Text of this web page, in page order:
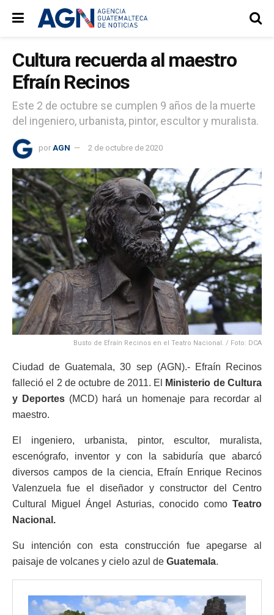
Cultura recuerda al maestro
Efraín Recinos
Este 2 de octubre se cumplen 9 años de la muerte
del ingeniero, urbanista, pintor, escultor y muralista.
por AGN 2 de octubre de 2020
Busto de Efraín Recinos en el Teatro Nacional. / Foto: DCA
Ciudad de Guatemala, 30 sep (AGN).- Efraín Recinos
falleció el 2 de octubre de 2011. El
Ministerio de Cultura
y Deportes (MCD) hará un homenaje para recordar al
maestro.
El ingeniero, urbanista, pintor, escultor, muralista,
escenógrafo, inventor y con la sabiduría que abarcó
diversos campos de la ciencia, Efraín Enrique Recinos
Valenzuela fue el diseñador y constructor del Centro
Cultural Miguel Ángel Asturias, conocido como Teatro
Nacional.
Su intención con esta construcción fue apegarse al
paisaje de volcanes y cielo azul de Guatemala.